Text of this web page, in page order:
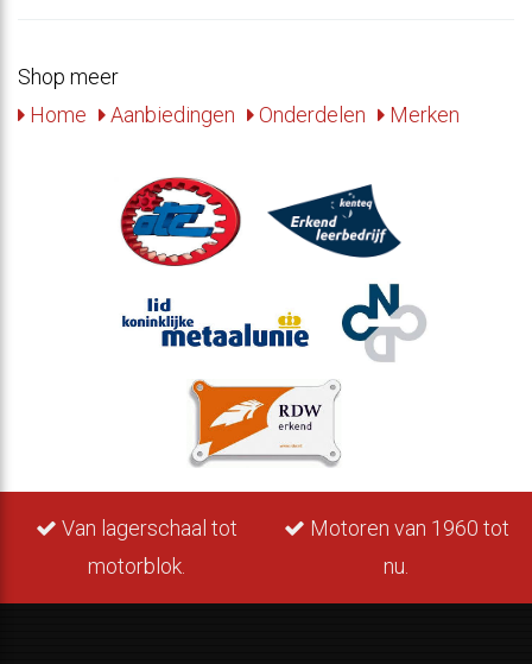
Shop meer
Home
Aanbiedingen Onderdelen Merken
Van lagerschaal tot
motorblok.
Motoren van 1960 tot
nu.